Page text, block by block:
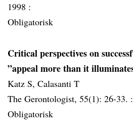
1998 :
Obligatorisk
Critical perspectives on
”appeal more than it
Katz S, Calasanti T
The Gerontologist, 55(1): 26-33. :
Obligatorisk